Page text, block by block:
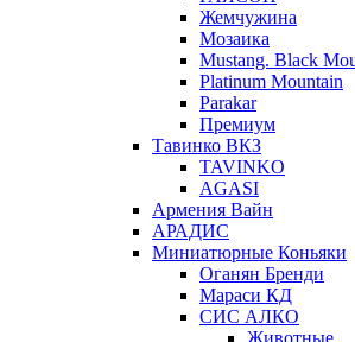
Жемчужина
Мозаика
Mustang. Black
Platinum Mountain
Parakar
Премиум
Тавинко ВКЗ
TAVINKO
AGASI
Армения Вайн
АРАДИС
Миниатюрные Коньяки
Оганян Бренди
Мараси КД
СИС АЛКО
Животные